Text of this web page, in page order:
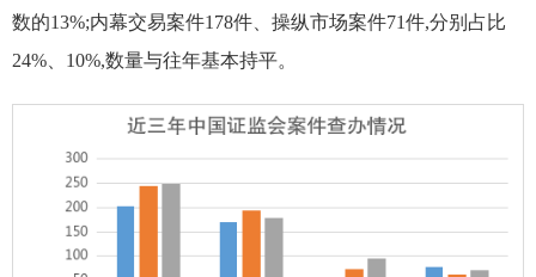
数的13%;内幕交易案件178件、操纵市场案件71件,分别占比
24%、10%,数量与往年基本持平。